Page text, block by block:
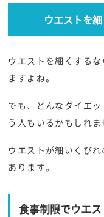
ウエストを
ウエストを細くする
ますよね。
でも、どんなダイエ
う人もいるかもしれま
ウエストが細いくび
あります。
食事制限でウエ